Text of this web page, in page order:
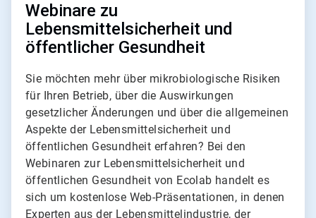
Webinare zu
Lebensmittelsicherheit und
öffentlicher Gesundheit
Sie möchten mehr über mikrobiologische Risiken
für Ihren Betrieb, über die Auswirkungen
gesetzlicher Änderungen und über die allgemeinen
Aspekte der Lebensmittelsicherheit und
öffentlichen Gesundheit erfahren? Bei den
Webinaren zur Lebensmittelsicherheit und
öffentlichen Gesundheit von Ecolab handelt es
sich um kostenlose Web-Präsentationen, in denen
Experten aus der Lebensmittelindustrie, der